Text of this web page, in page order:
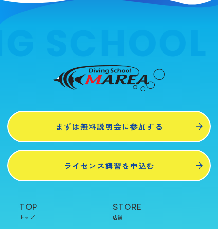
まずは無料説明会に参加する
ライセンス講習を申込む
TOP
トップ
STORE
店舗